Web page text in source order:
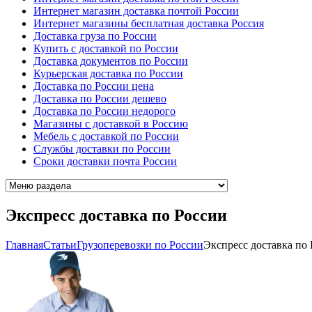
Интернет магазин доставка почтой России
Интернет магазины бесплатная доставка Россия
Доставка груза по России
Купить с доставкой по России
Доставка документов по России
Курьерская доставка по России
Доставка по России цена
Доставка по России дешево
Доставка по России недорого
Магазины с доставкой в Россию
Мебель с доставкой по России
Cлужбы доставки по России
Cроки доставки почта России
Экспресс доставка по России
ГлавнаяCтатьиГрузоперевозки по РоссииЭкспресс доставка по